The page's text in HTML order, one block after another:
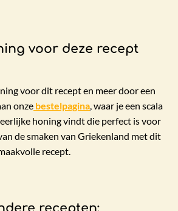
voor deze recept
voor dit recept en meer door een
onze bestelpagina, waar je een scala
honing vindt die perfect is voor
de smaken van Griekenland met dit
recept.